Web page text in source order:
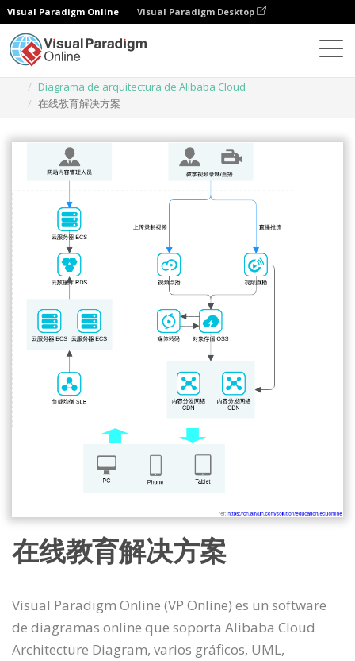
Visual Paradigm Online Visual Paradigm Desktop
Diagrama de arquitectura de Alibaba Cloud
在线教育解决方案
在线教育解决方案
Visual Paradigm Online (VP Online) es un software
de diagramas online que soporta Alibaba Cloud
Architecture Diagram, varios gráficos, UML,